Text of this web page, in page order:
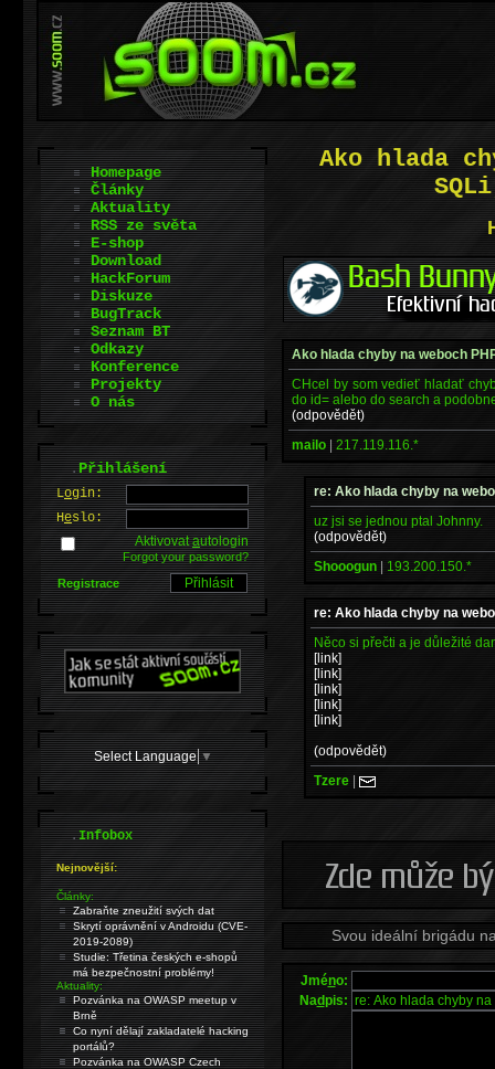
Ako hlada
Ako hlada chyby na weboch
CHcel by som vedieť hladať
do id= alebo do search a
(odpovědět)
mailo | 217.119.116.*
re: Ako hlada chyby na
uz jsi se jednou ptal Johnny.
(odpovědět)
Shooogun | 193.200.150.*
re: Ako hlada chyby na
Něco si přečti a je důležité
[link]
[link]
[link]
[link]
[link]
(odpovědět)
Tzere |
Svou ideální brigádu
Jméno:
Nadpis:
Homepage
Články
Aktuality
RSS ze světa
E-shop
Download
HackForum
Diskuze
BugTrack
Seznam BT
Odkazy
Konference
Projekty
O nás
.Přihlášení
Login:
Heslo:
Aktivovatautologin
Forgot your password?
Registrace
Select Language ▼
.Infobox
Nejnovější:
Články:
Zabraňte zneužití svých dat
Skrytí oprávnění v Androidu (CVE-
2019-2089)
Studie: Třetina českých e-shopů
má bezpečnostní problémy!
Aktuality:
Pozvánka na OWASP meetup v
Brně
Co nyní dělají zakladatelé hacking
portálů?
Pozvánka na OWASP Czech